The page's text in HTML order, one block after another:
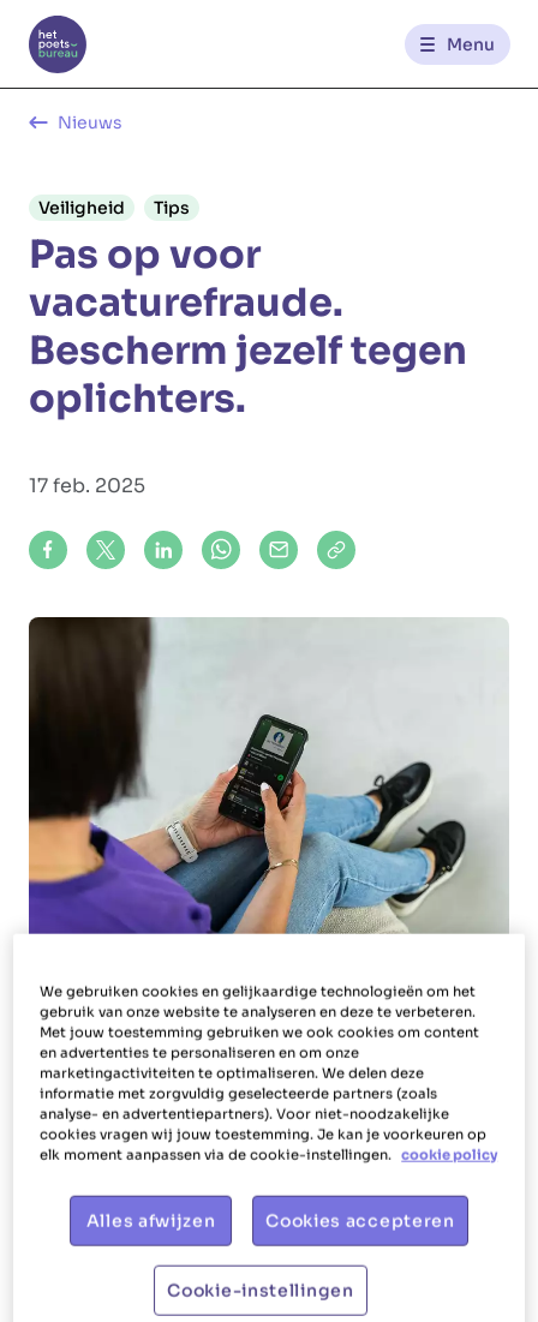
Menu
NL FR
Kantoren
Werknemerszone
Klantenzone
Nieuws
Veiligheid Tips
Pas op voor
vacaturefraude.
Bescherm jezelf tegen
oplichters.
17 feb. 2025
Share on Facebook
Share on X (formerly Twitter)
Share on LinkedIn
Share via Whatsapp
Share via Mail
Copy to clipboard
Vacaturefraude is een groeiend probleem
waarbij oplichters zich voordoen als recruiters
van bedrijven om je bankgegevens en dus ook je
geld afhandig te maken.
Ze gebruiken namen van betrouwbare
hoe herken je nu of je echt te maken hebt met
iemand van Glowi (of van Het
Poetsbureau, Glowi Jobs, Glowi Facilities, Blue
Groep, Motmans &
We gebruiken cookies en gelijkaardige technologieën om het
gebruik van onze website te analyseren en deze te verbeteren.
Met jouw toestemming gebruiken we ook cookies om content
en advertenties te personaliseren en om onze
marketingactiviteiten te optimaliseren. We delen deze
informatie met zorgvuldig geselecteerde partners (zoals
analyse- en advertentiepartners). Voor niet-noodzakelijke
cookies vragen wij jouw toestemming. Je kan je voorkeuren op
elk moment aanpassen via de cookie-instellingen. cookie policy
Alles afwijzen Cookies accepteren
Cookie-instellingen